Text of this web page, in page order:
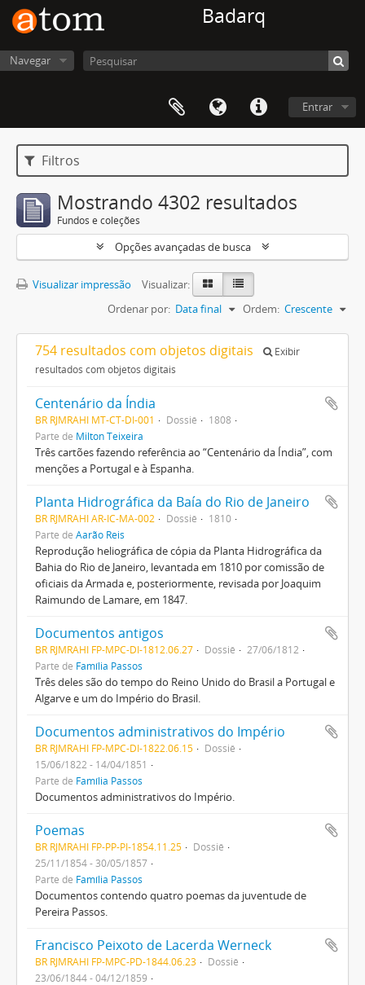
Badarq
Navegar
Entrar
Filtros
Mostrando 4302 resultados
Fundos e coleções
Opções avançadas de busca
Visualizar impressão
Visualizar:
Ordenar por: Data final Ordem: Crescente
754 resultados com objetos digitais
Exibir
resultados com objetos digitais
Centenário da Índia
BR RJMRAHI MT-CT-DI-001 Dossiê
1808
Parte de Milton Teixeira
Três cartões fazendo referência ao “Centenário da Índia”, com
menções a Portugal e à Espanha.
Planta Hidrográfica da Baía do Rio de Janeiro
BR RJMRAHI AR-IC-MA-002 Dossiê
1810
Parte de Aarão Reis
Reprodução heliográfica de cópia da Planta Hidrográfica da
Bahia do Rio de Janeiro, levantada em 1810 por comissão de
oficiais da Armada e, posteriormente, revisada por Joaquim
Raimundo de Lamare, em 1847.
Documentos antigos
BR RJMRAHI FP-MPC-DI-1812.06.27 Dossiê
27/06/1812
Parte de Família Passos
Três deles são do tempo do Reino Unido do Brasil a Portugal e
Algarve e um do Império do Brasil.
Documentos administrativos do Império
BR RJMRAHI FP-MPC-DI-1822.06.15
Dossiê
15/06/1822 - 14/04/1851
Parte de Família Passos
Documentos administrativos do Império.
Poemas
BR RJMRAHI FP-PP-PI-1854.11.25
Dossiê
25/11/1854 - 30/05/1857
Parte de Família Passos
Documentos contendo quatro poemas da juventude de
Pereira Passos.
Francisco Peixoto de Lacerda Werneck
BR RJMRAHI FP-MPC-PD-1844.06.23
Dossiê
23/06/1844 - 04/12/1859